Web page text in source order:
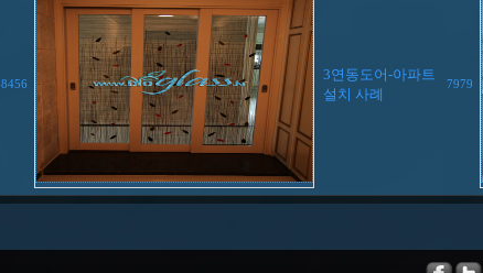
8456
3연동도어-아파트
설치 사례
7979